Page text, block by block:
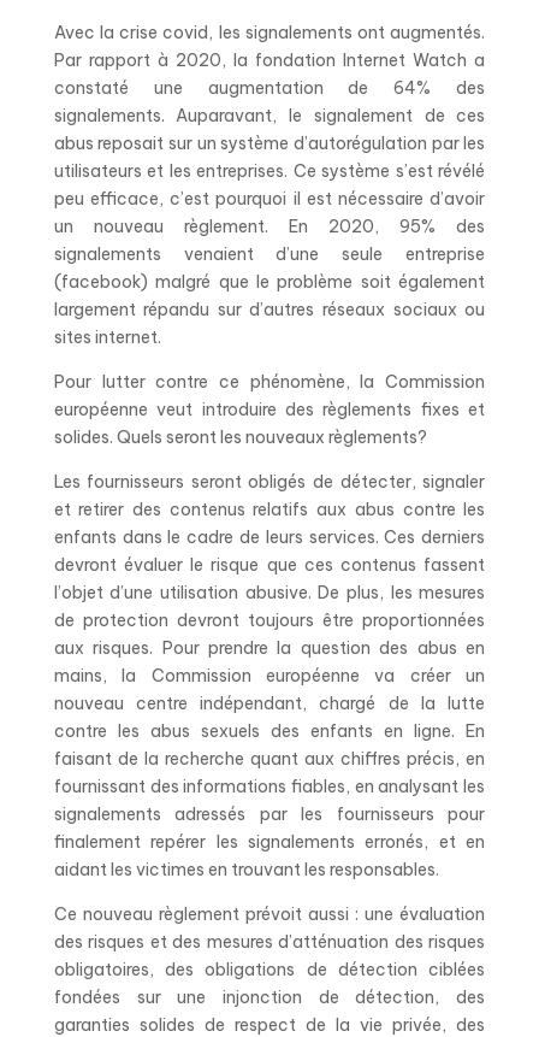
Avec la crise covid, les signalements ont augmentés.
Par rapport à 2020, la fondation Internet Watch a
constaté une augmentation de 64% des
signalements. Auparavant, le signalement de ces
abus reposait sur un système d’autorégulation par les
utilisateurs et les entreprises. Ce système s’est révélé
peu efficace, c’est pourquoi il est nécessaire d’avoir
un nouveau règlement. En 2020, 95% des
signalements venaient d’une seule entreprise
(facebook) malgré que le problème soit également
largement répandu sur d’autres réseaux sociaux ou
sites internet.
Pour lutter contre ce phénomène, la Commission
européenne veut introduire des règlements fixes et
solides. Quels seront les nouveaux règlements?
Les fournisseurs seront obligés de détecter, signaler
et retirer des contenus relatifs aux abus contre les
enfants dans le cadre de leurs services. Ces derniers
devront évaluer le risque que ces contenus fassent
l’objet d’une utilisation abusive. De plus, les mesures
de protection devront toujours être proportionnées
aux risques. Pour prendre la question des abus en
mains, la Commission européenne va créer un
nouveau centre indépendant, chargé de la lutte
contre les abus sexuels des enfants en ligne. En
faisant de la recherche quant aux chiffres précis, en
fournissant des informations fiables, en analysant les
signalements adressés par les fournisseurs pour
finalement repérer les signalements erronés, et en
aidant les victimes en trouvant les responsables.
Ce nouveau règlement prévoit aussi : une évaluation
des risques et des mesures d’atténuation des risques
obligatoires, des obligations de détection ciblées
fondées sur une injonction de détection, des
garanties solides de respect de la vie privée, des